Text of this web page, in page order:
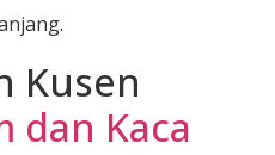
Kusen
dan Kaca